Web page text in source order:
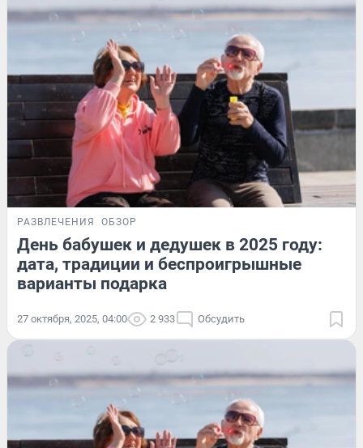
РАЗВЛЕЧЕНИЯ ОБЗОР
День бабушек и дедушек в 2025 году:
дата, традиции и беспроигрышные
варианты подарка
27 октября, 2025, 04:00 2 933 Обсудить